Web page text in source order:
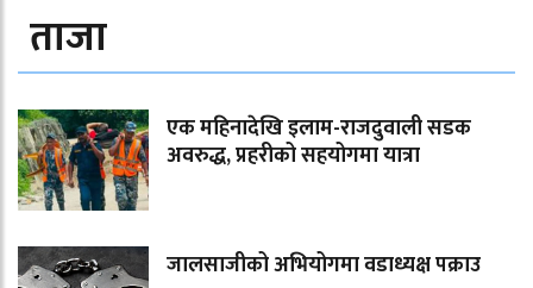
ताजा
एक महिनादेखि इलाम-राजदुवाली सडक
अवरुद्ध, प्रहरीको सहयोगमा यात्रा
जालसाजीको अभियोगमा वडाध्यक्ष पक्राउ